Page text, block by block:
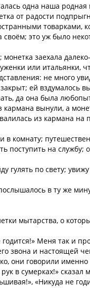
одна наша
от радости
товарками,
своём; это уж было
монетка заехала
или итальянки,
не много
ей вздумалось
да она была
вынули, а
из кармана на
в комнату;
поступить на
гулять по свету;
в ту же
мытарства, о
Меня так и
звона и настоящей
они говорили
рук в сумерках!»
«Никуда не